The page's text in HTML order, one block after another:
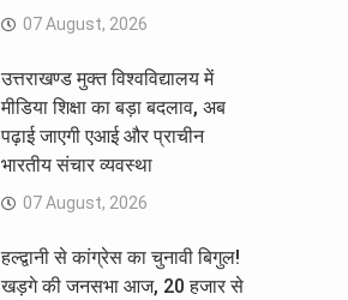
07 August, 2026
उत्तराखण्ड मुक्त विश्वविद्यालय में
मीडिया शिक्षा का बड़ा बदलाव, अब
पढ़ाई जाएगी एआई और प्राचीन
भारतीय संचार व्यवस्था
07 August, 2026
हल्द्वानी से कांग्रेस का चुनावी बिगुल!
खड़गे की जनसभा आज, 20 हजार से